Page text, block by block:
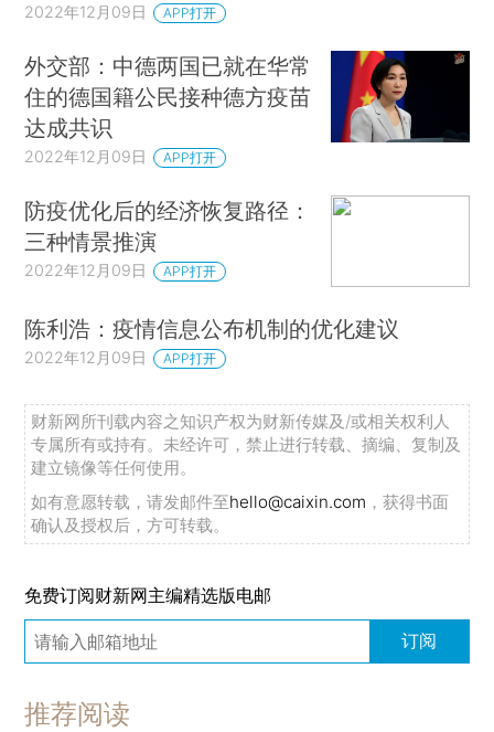
2022年12月09日 APP打开
外交部：中德两国已就在华常
住的德国籍公民接种德方疫苗
达成共识
2022年12月09日 APP打开
防疫优化后的经济恢复路径：
三种情景推演
2022年12月09日 APP打开
陈利浩：疫情信息公布机制的优化建议
2022年12月09日 APP打开
财新网所刊载内容之知识产权为财新传媒及/或相关权利人
专属所有或持有。未经许可，禁止进行转载、摘编、复制及
建立镜像等任何使用。
如有意愿转载，请发邮件至hello@caixin.com ，获得书面
确认及授权后，方可转载。
免费订阅财新网主编精选版电邮
订阅
推荐阅读